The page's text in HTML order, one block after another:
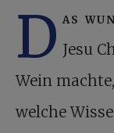
D as
Jesu
Wein
welche